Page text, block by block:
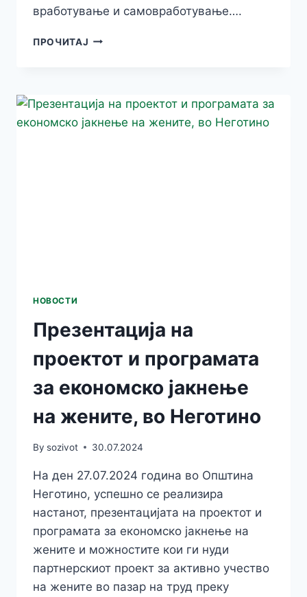
вработување и самовработување….
ПРОЧИТАЈ ПРЕЗЕНТАЦИЈА
ЗА
ЕКОНОМСКО
НОВОСТИ
Презентација на
проектот и програмата
за економско јакнење
на жените, во Неготино
By sozivot 30.07.2024
На ден 27.07.2024 година во Општина
Неготино, успешно се реализира
настанот, презентацијата на проектот и
програмата за економско јакнење на
жените и можностите кои ги нуди
партнерскиот проект за активно учество
на жените во пазар на труд преку